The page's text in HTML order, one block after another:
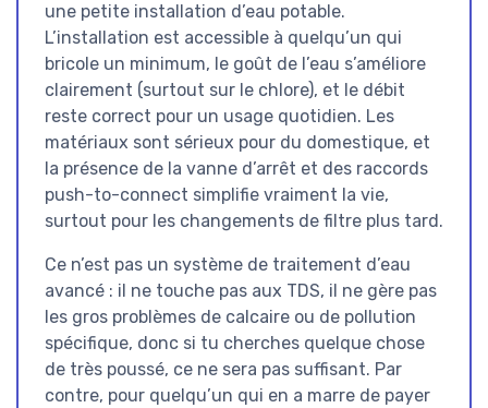
une petite installation d’eau potable.
L’installation est accessible à quelqu’un qui
bricole un minimum, le goût de l’eau s’améliore
clairement (surtout sur le chlore), et le débit
reste correct pour un usage quotidien. Les
matériaux sont sérieux pour du domestique, et
la présence de la vanne d’arrêt et des raccords
push-to-connect simplifie vraiment la vie,
surtout pour les changements de filtre plus tard.
Ce n’est pas un système de traitement d’eau
avancé : il ne touche pas aux TDS, il ne gère pas
les gros problèmes de calcaire ou de pollution
spécifique, donc si tu cherches quelque chose
de très poussé, ce ne sera pas suffisant. Par
contre, pour quelqu’un qui en a marre de payer